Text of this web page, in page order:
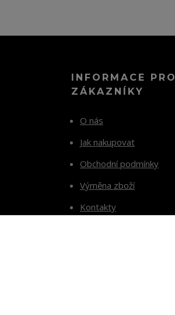
INFORMACE PRO
ZÁKAZNÍKY
O nás
Jak nakupovat
Obchodní podmínky
Výměna zboží
Kontakty